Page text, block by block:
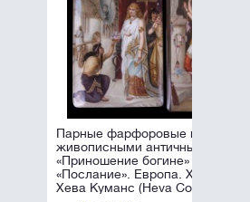
пласты с
античными сценами:
богине» и
Европа. Художник -
(Heva Coomans). ...